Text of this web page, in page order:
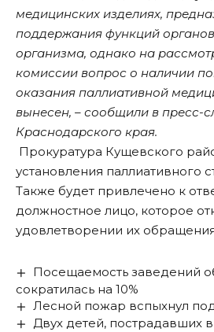
медицинских изделиях,
поддержания функций
организма, однако на
комиссии вопрос о наличии
оказания паллиативной
вынесен, – сообщили в пресс-
Краснодарского края.
Прокуратура Кущевского
установления паллиативного
Также будет привлечено к
должностное лицо, которое
удовлетворении их
Посещаемость заведений
сократилась на 10%
Лесной пожар вспыхнул
Двух детей, пострадавших